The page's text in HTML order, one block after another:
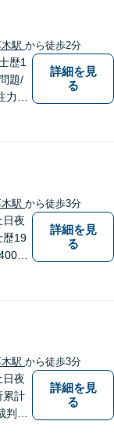
不
駅 から徒歩2分
歴1
題/
】
。
詳細を見
る
駅 から徒歩3分
日夜
歴19
件
詳細を見
る
駅 から徒歩3分
日夜
累計
／
詳細を見
る